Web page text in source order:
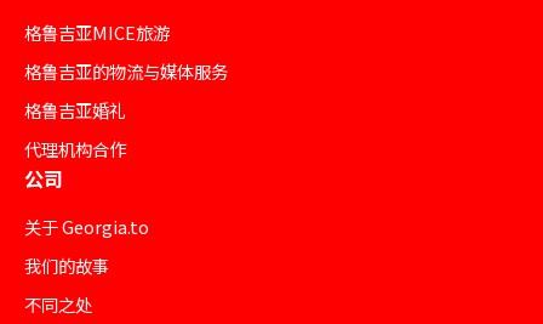
格鲁吉亚MICE旅游
格鲁吉亚的物流与媒体服务
格鲁吉亚婚礼
代理机构合作
公司
关于 Georgia.to
我们的故事
不同之处